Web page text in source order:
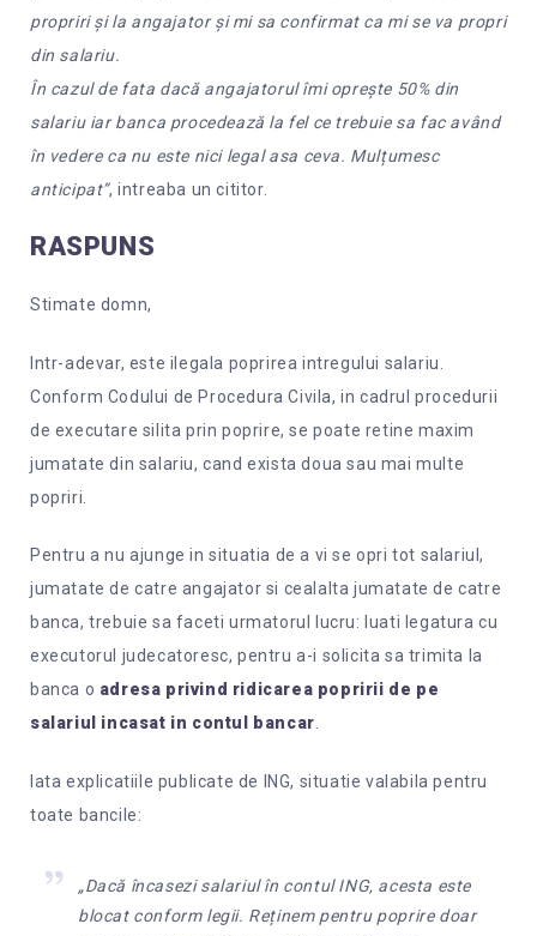
propriri și la angajator și mi sa confirmat ca mi se va propri
din salariu.
În cazul de fata dacă angajatorul îmi oprește 50% din
salariu iar banca procedează la fel ce trebuie sa fac având
în vedere ca nu este nici legal asa ceva. Mulțumesc
anticipat”, intreaba un cititor.
RASPUNS
Stimate domn,
Intr-adevar, este ilegala poprirea intregului salariu.
Conform Codului de Procedura Civila, in cadrul procedurii
de executare silita prin poprire, se poate retine maxim
jumatate din salariu, cand exista doua sau mai multe
popriri.
Pentru a nu ajunge in situatia de a vi se opri tot salariul,
jumatate de catre angajator si cealalta jumatate de catre
banca, trebuie sa faceti urmatorul lucru: luati legatura cu
executorul judecatoresc, pentru a-i solicita sa trimita la
banca o adresa privind ridicarea popririi de pe
salariul incasat in contul bancar.
Iata explicatiile publicate de ING, situatie valabila pentru
toate bancile:
„Dacă încasezi salariul în contul ING, acesta este
blocat conform legii. Reținem pentru poprire doar